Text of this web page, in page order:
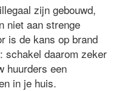
zijn gebouwd,
niet aan strenge
is de kans op brand
schakel daarom zeker
huurders een
in je huis.